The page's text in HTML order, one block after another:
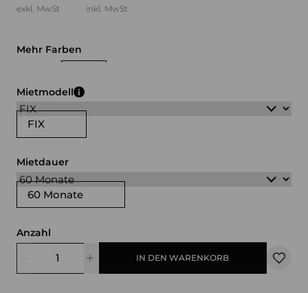
exkl. MwSt inkl. MwSt
Mehr Farben
FIX
Mietmodell
60 Monate
Mietdauer
Anzahl
IN DEN WARENKORB